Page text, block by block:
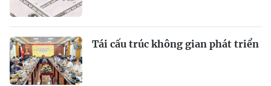
Tái cấu trúc không gian phát triển